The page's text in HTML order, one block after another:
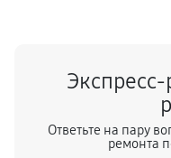
Экспресс-
Ответьте на пару
ремонта